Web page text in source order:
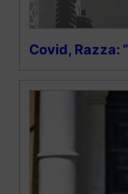
Covid, Razza: